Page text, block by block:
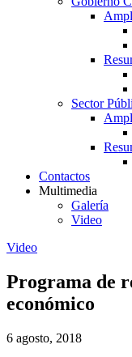
Sector
Contactos
Multimedia
Galería
Video
Video
Programa de
económico
6 agosto, 2018